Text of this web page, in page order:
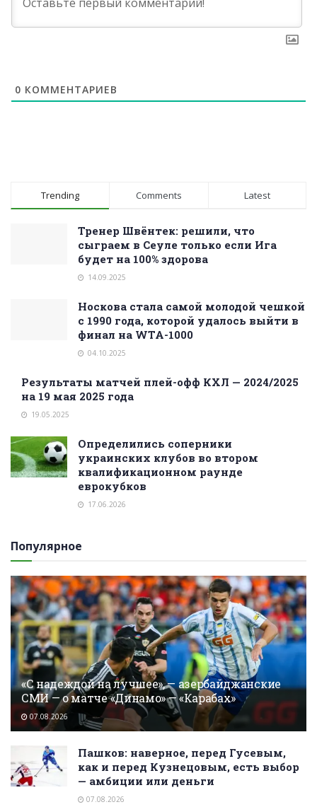
0 КОММЕНТАРИЕВ
Trending Comments Latest
Тренер Швёнтек: решили, что
сыграем в Сеуле только если Ига
будет на 100% здорова
14.09.2025
Носкова стала самой молодой чешкой
с 1990 года, которой удалось выйти в
финал на WTA-1000
04.10.2025
Результаты матчей плей-офф КХЛ — 2024/2025
на 19 мая 2025 года
19.05.2025
Определились соперники
украинских клубов во втором
квалификационном раунде
еврокубков
17.06.2026
Популярное
«С надеждой на лучшее», — азербайджанские
СМИ — о матче «Динамо» — «Карабах»
07.08.2026
Пашков: наверное, перед Гусевым,
как и перед Кузнецовым, есть выбор
— амбиции или деньги
07.08.2026